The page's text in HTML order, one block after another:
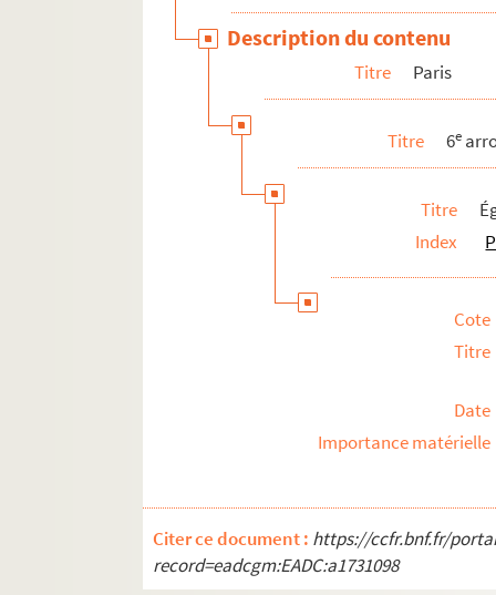
Description du contenu
Titre Paris
Titre 6e
Titre
Index
Cote
Titre
Date
Importance matérielle
Citer ce document : https://ccfr.bnf.fr/
record=eadcgm:EADC:a1731098